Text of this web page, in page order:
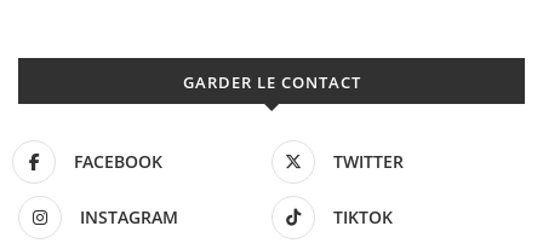
GARDER LE CONTACT
FACEBOOK TWITTER
INSTAGRAM TIKTOK